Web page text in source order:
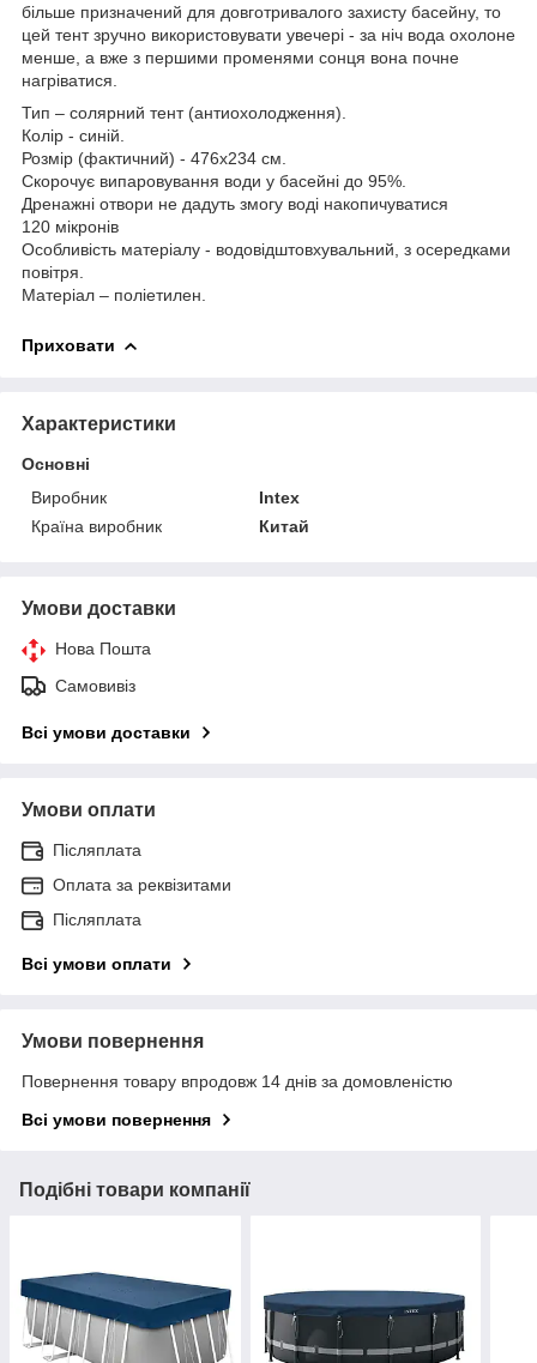
більше призначений для довготривалого захисту басейну, то
цей тент зручно використовувати увечері - за ніч вода охолоне
менше, а вже з першими променями сонця вона почне
нагріватися.
Тип – солярний тент (антиохолодження).
Колір - синій.
Розмір (фактичний) - 476х234 см.
Скорочує випаровування води у басейні до 95%.
Дренажні отвори не дадуть змогу воді накопичуватися
120 мікронів
Особливість матеріалу - водовідштовхувальний, з осередками
повітря.
Матеріал – поліетилен.
Приховати
Характеристики
Основні
Виробник
Intex
Країна виробник
Китай
Умови доставки
Нова Пошта
Самовивіз
Всі умови доставки
Умови оплати
Післяплата
Оплата за реквізитами
Післяплата
Всі умови оплати
Умови повернення
Повернення товару впродовж 14 днів за домовленістю
Всі умови повернення
Подібні товари компанії